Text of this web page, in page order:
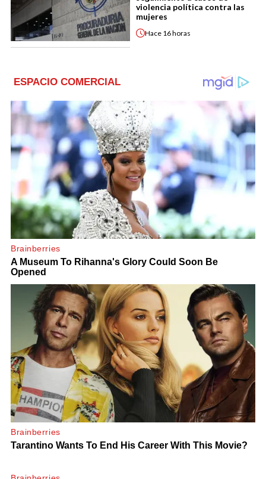
violencia política contra las
mujeres
Hace 16 horas